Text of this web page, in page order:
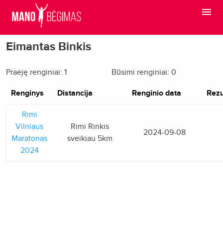
Eimantas Binkis
Praėję renginiai: 1 Būsimi renginiai: 0
Renginys Distancija Renginio data
Rimi
Vilniaus
Maratonas
2024
Rimi Rinkis
sveikiau 5km
2024-09-08